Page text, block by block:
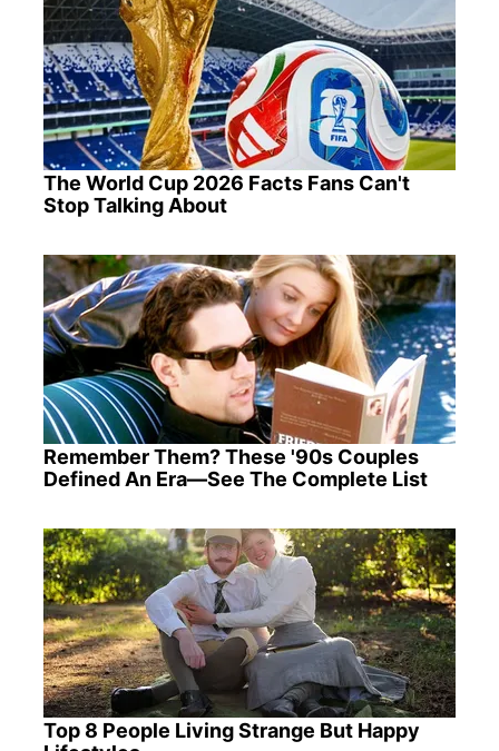
The World Cup 2026 Facts Fans Can't
Stop Talking About
Remember Them? These '90s Couples
Defined An Era—See The Complete List
Top 8 People Living Strange But Happy